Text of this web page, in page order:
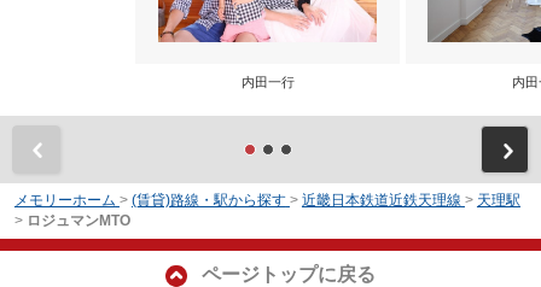
内田一行 内
メモリーホーム > (賃貸)路線・駅から探す > 近畿日本鉄道近鉄天理線 > 天理駅
> ロジュマンMTO
ページトップに戻る